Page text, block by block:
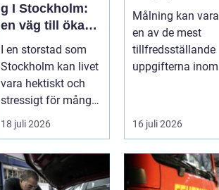
g I Stockholm:
en väg till ökad
harmoni och
förståelse
I en storstad som
Stockholm kan livet
vara hektiskt och
stressigt för många
familjer. Kon...
18 juli 2026
Målning kan vara
en av de mest
tillfredsställande
uppgifterna inom
16 juli 2026